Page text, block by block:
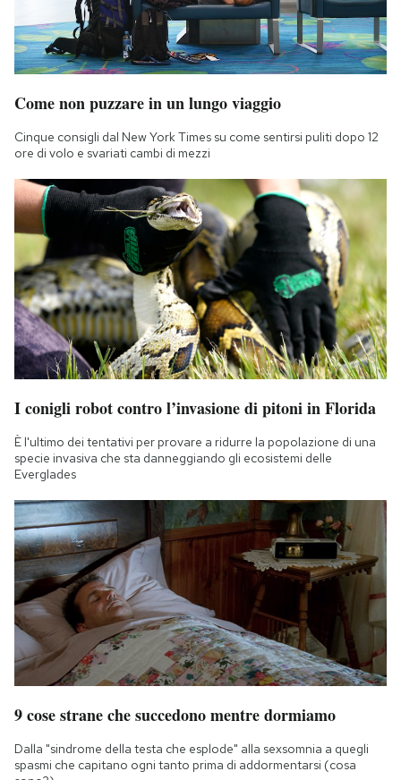
Come non puzzare in un lungo viaggio
Cinque consigli dal New York Times su come sentirsi puliti dopo 12
ore di volo e svariati cambi di mezzi
I conigli robot contro l’invasione di pitoni in Florida
È l'ultimo dei tentativi per provare a ridurre la popolazione di una
specie invasiva che sta danneggiando gli ecosistemi delle
Everglades
9 cose strane che succedono mentre dormiamo
Dalla "sindrome della testa che esplode" alla sexsomnia a quegli
spasmi che capitano ogni tanto prima di addormentarsi (cosa